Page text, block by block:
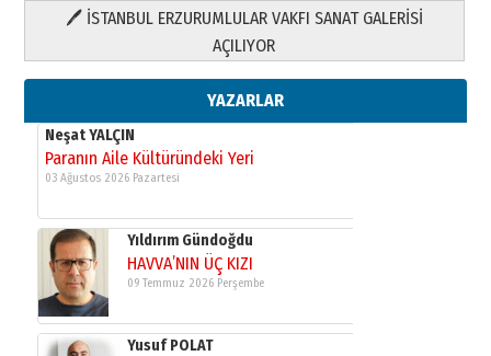
🖊 İSTANBUL ERZURUMLULAR VAKFI SANAT GALERİSİ
AÇILIYOR
YAZARLAR
Yusuf POLAT
Şampiyonluk Sebahattin Şirin’e
11 Mayıs 2026 Pazartesi
Neşat YALÇIN
Paranın Aile Kültüründeki Yeri
03 Ağustos 2026 Pazartesi
Yıldırım Gündoğdu
HAVVA’NIN ÜÇ KIZI
09 Temmuz 2026 Perşembe
Yusuf POLAT